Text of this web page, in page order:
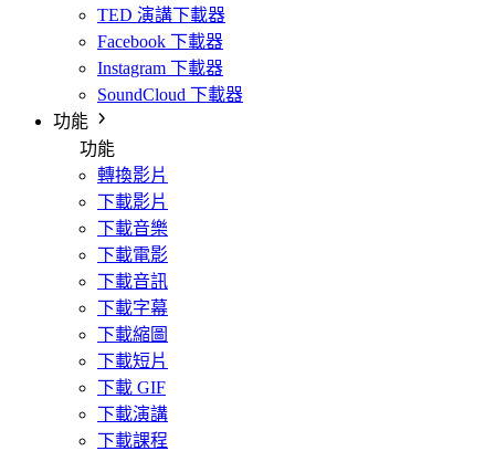
TED 演講下載器
Facebook 下載器
Instagram 下載器
SoundCloud 下載器
功能
功能
轉換影片
下載影片
下載音樂
下載電影
下載音訊
下載字幕
下載縮圖
下載短片
下載 GIF
下載演講
下載課程